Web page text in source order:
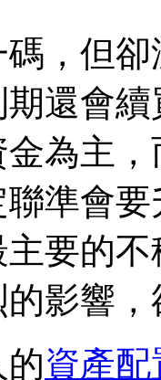
，但
期還會
為主
準會
要的
影響
資產配